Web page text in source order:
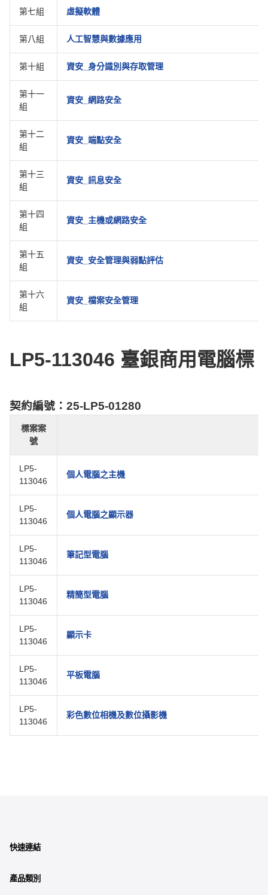
第七組 虛擬軟體
第八組 人工智慧與數據應用
第十組 資安_身分識別與存取管理
第十一
組
資安_網路安全
第十二
組
資安_端點安全
第十三
組
資安_訊息安全
第十四
組
資安_主機或網路安全
第十五
組
資安_安全管理與弱點評估
第十六
組
資安_檔案安全管理
LP5-113046 臺銀商用電腦標
契約編號：25-LP5-01280
標案案
號
LP5-
113046
個人電腦之主機
LP5-
113046
個人電腦之顯示器
LP5-
113046
筆記型電腦
LP5-
113046
精簡型電腦
LP5-
113046
顯示卡
LP5-
113046
平板電腦
LP5-
113046
彩色數位相機及數位攝影機
快速連結
產品類別